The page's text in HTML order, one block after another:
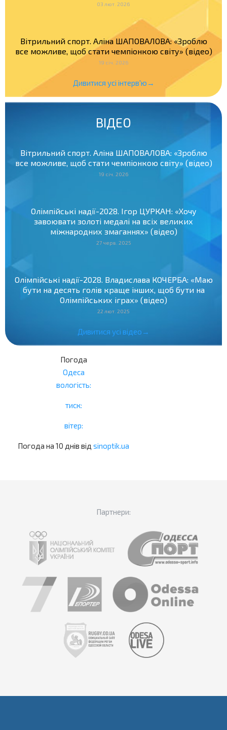
03 лют. 2026
Вітрильний спорт. Аліна ШАПОВАЛОВА: «Зроблю
все можливе, щоб стати чемпіонкою світу» (відео)
19 січ. 2026
Дивитися усі інтерв'ю→
ВІДЕО
Вітрильний спорт. Аліна ШАПОВАЛОВА: «Зроблю
все можливе, щоб стати чемпіонкою світу» (відео)
19 січ. 2026
Олімпійські надії-2028. Ігор ЦУРКАН: «Хочу
завоювати золоті медалі на всіх великих
міжнародних змаганнях» (відео)
27 черв. 2025
Олімпійські надії-2028. Владислава КОЧЕРБА: «Маю
бути на десять голів краще інших, щоб бути на
Олімпійських іграх» (відео)
22 лют. 2025
Дивитися усі відео→
Погода
Одеса
вологість:
тиск:
вітер:
Погода на 10 днів від sinoptik.ua
Партнери: